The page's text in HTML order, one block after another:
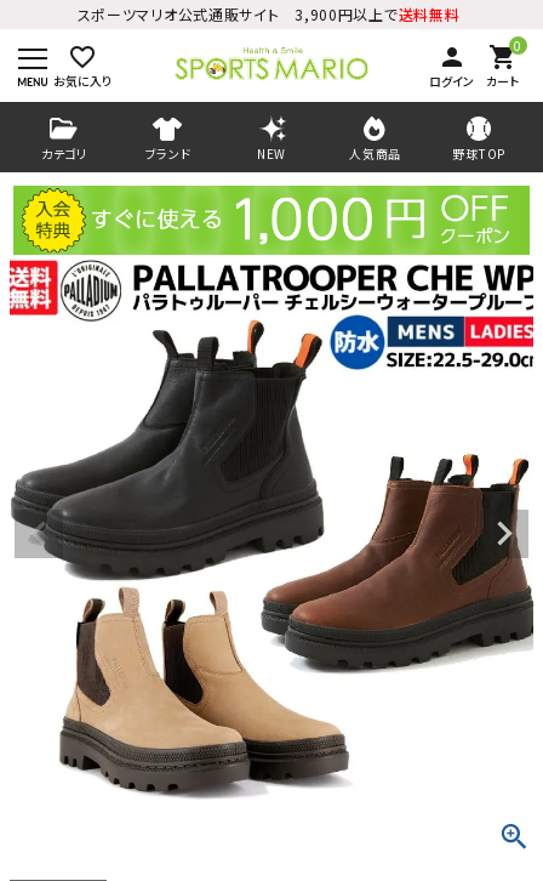
スポーツマリオ公式通販サイト 3,900円以上で送料無料
favorite_border
お気に入り
person
ログイン
0
shopping_cart
カート
カテゴリ ブランド NEW 人気商品 野球TOP
ログイン 会員登録
検索
商品が見つからない方はこちら
最近閲覧した商品